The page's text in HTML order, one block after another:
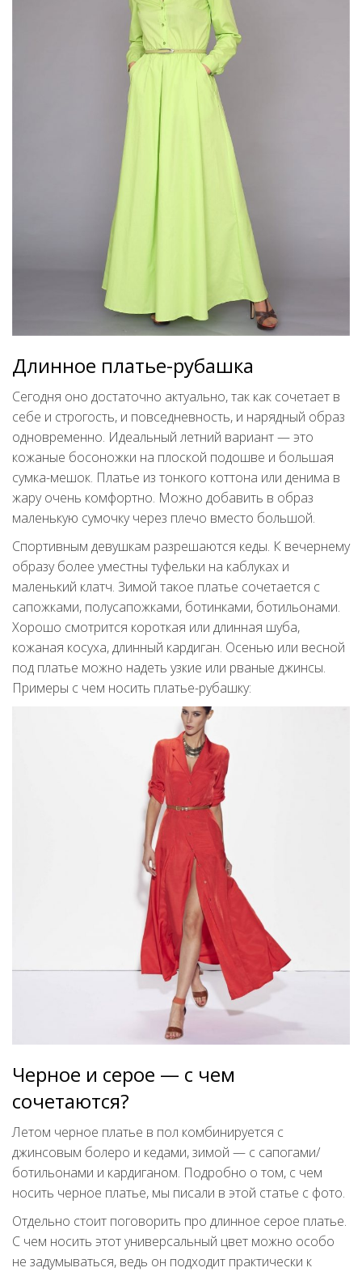
Длинное платье-рубашка
Сегодня оно достаточно актуально, так как сочетает в
себе и строгость, и повседневность, и нарядный образ
одновременно. Идеальный летний вариант — это
кожаные босоножки на плоской подошве и большая
сумка-мешок. Платье из тонкого коттона или денима в
жару очень комфортно. Можно добавить в образ
маленькую сумочку через плечо вместо большой.
Спортивным девушкам разрешаются кеды. К вечернему
образу более уместны туфельки на каблуках и
маленький клатч. Зимой такое платье сочетается с
сапожками, полусапожками, ботинками, ботильонами.
Хорошо смотрится короткая или длинная шуба,
кожаная косуха, длинный кардиган. Осенью или весной
под платье можно надеть узкие или рваные джинсы.
Примеры с чем носить платье-рубашку:
Черное и серое — с чем
сочетаются?
Летом черное платье в пол комбинируется с
джинсовым болеро и кедами, зимой — с сапогами/
ботильонами и кардиганом. Подробно о том, с чем
носить черное платье, мы писали в этой статье с фото.
Отдельно стоит поговорить про длинное серое платье.
С чем носить этот универсальный цвет можно особо
не задумываться, ведь он подходит практически к